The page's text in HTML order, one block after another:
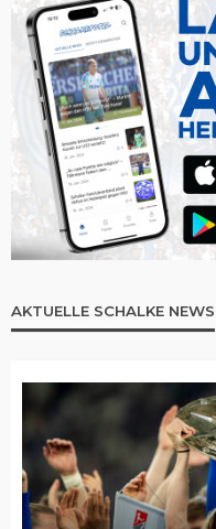
AKTUELLE SCHALKE NEWS